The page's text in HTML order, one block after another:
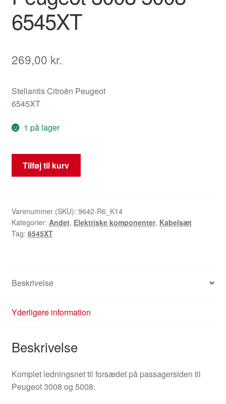
6545XT
269,00 kr.
Stellantis Citroën Peugeot
6545XT
1 på lager
Ledningsnet
3008
5008
6545XT
Tilføj til kurv
Varenummer (SKU): 9642-R6_K14
Kategorier: Andet, Elektriske komponenter, Kabelsæt
Tag: 6545XT
Beskrivelse
Yderligere information
Beskrivelse
Komplet ledningsnet til forsædet på passagersiden til
Peugeot 3008 og 5008.